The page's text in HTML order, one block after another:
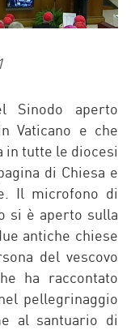
Sinodo aperto
Vaticano e che
in tutte le diocesi
di Chiesa e
Il microfono di
si è aperto sulla
antiche chiese
del vescovo
ha raccontato
pellegrinaggio
al santuario di